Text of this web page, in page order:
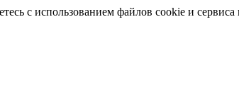
с использованием файлов cookie и